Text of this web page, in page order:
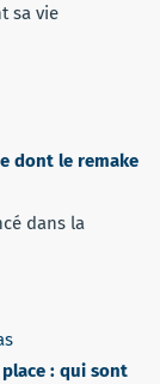
sa vie
dont le remake
dans la
: qui sont